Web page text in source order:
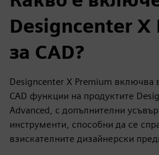
Designcenter X
за CAD?
Designcenter X Premium включва
CAD функции на продуктите
Advanced, с допълнителни
инструменти, способни да се
взискателните дизайнерски